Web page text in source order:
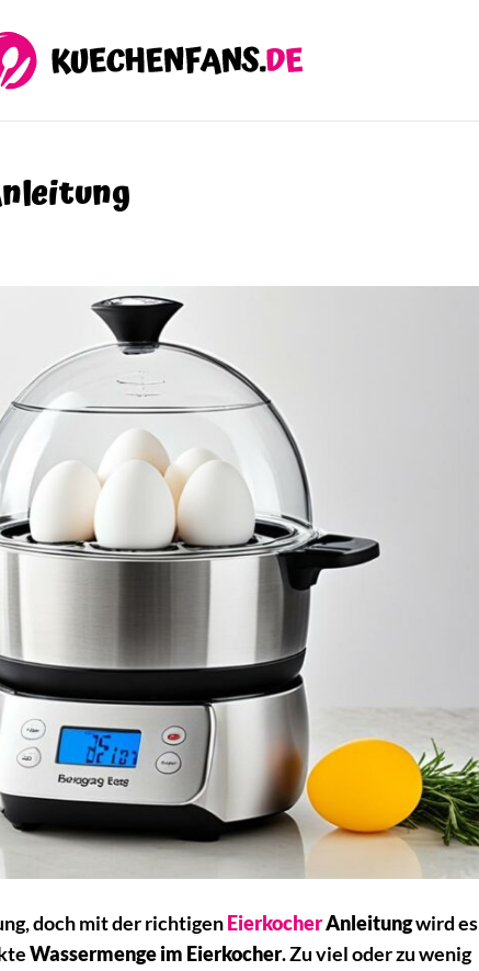
doch mit der richtigenEierkocherAnleitungwird es
Wassermenge im Eierkocher. Zu viel oder zu wenig